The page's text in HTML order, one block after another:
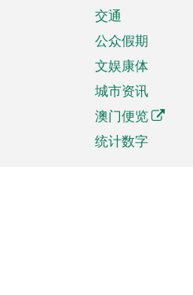
交通
公众假期
文娱康体
城市资讯
澳门便览
统计数字